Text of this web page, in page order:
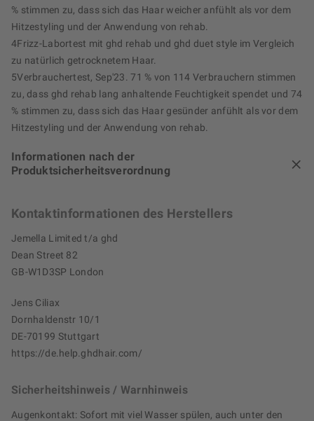
% stimmen zu, dass sich das Haar weicher anfühlt als vor dem
Hitzestyling und der Anwendung von rehab.
4Frizz-Labortest mit ghd rehab und ghd duet style im Vergleich
zu natürlich getrocknetem Haar.
5Verbrauchertest, Sep'23. 71 % von 114 Verbrauchern stimmen
zu, dass ghd rehab lang anhaltende Feuchtigkeit spendet und 74
% stimmen zu, dass sich das Haar gesünder anfühlt als vor dem
Hitzestyling und der Anwendung von rehab.
Informationen nach der
Produktsicherheitsverordnung
Kontaktinformationen des Herstellers
Jemella Limited t/a ghd
Dean Street 82
GB-W1D3SP London
Jens Ciliax
Dornhaldenstr 10/1
DE-70199 Stuttgart
https://de.help.ghdhair.com/
Sicherheitshinweis / Warnhinweis
Augenkontakt: Sofort mit viel Wasser spülen, auch unter den